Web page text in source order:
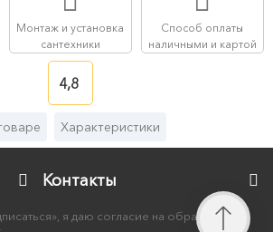
Монтаж и установка
сантехники
Способ оплаты
наличными и картой
4,8
Характеристики
Контакты
я даю согласие на обработку